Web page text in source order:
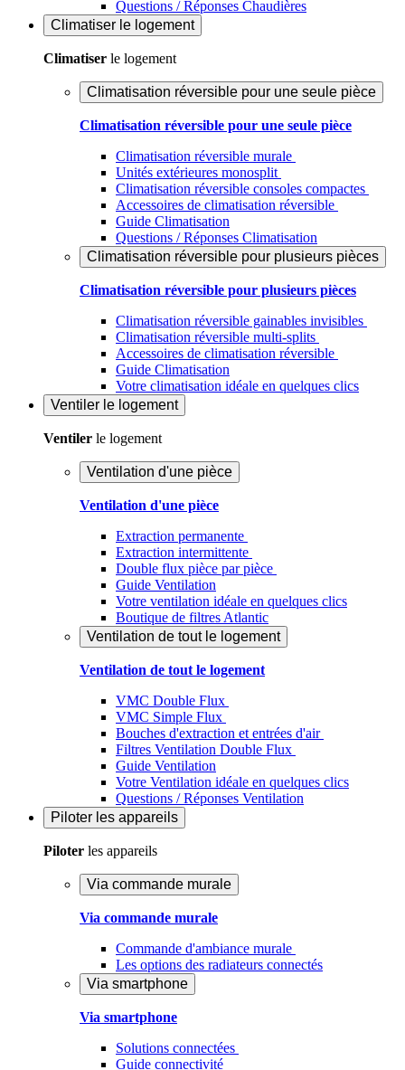
Questions / Réponses Chaudières
Climatiser le logement
Climatiser le logement
Climatisation réversible pour une seule pièce
Climatisation réversible pour une seule pièce
Climatisation réversible murale
Unités extérieures monosplit
Climatisation réversible consoles compactes
Accessoires de climatisation réversible
Guide Climatisation
Questions / Réponses Climatisation
Climatisation réversible pour plusieurs pièces
Climatisation réversible pour plusieurs pièces
Climatisation réversible gainables invisibles
Climatisation réversible multi-splits
Accessoires de climatisation réversible
Guide Climatisation
Votre climatisation idéale en quelques clics
Ventiler le logement
Ventiler le logement
Ventilation d'une pièce
Ventilation d'une pièce
Extraction permanente
Extraction intermittente
Double flux pièce par pièce
Guide Ventilation
Votre ventilation idéale en quelques clics
Boutique de filtres Atlantic
Ventilation de tout le logement
Ventilation de tout le logement
VMC Double Flux
VMC Simple Flux
Bouches d'extraction et entrées d'air
Filtres Ventilation Double Flux
Guide Ventilation
Votre Ventilation idéale en quelques clics
Questions / Réponses Ventilation
Piloter les appareils
Piloter les appareils
Via commande murale
Via commande murale
Commande d'ambiance murale
Les options des radiateurs connectés
Via smartphone
Via smartphone
Solutions connectées
Guide connectivité